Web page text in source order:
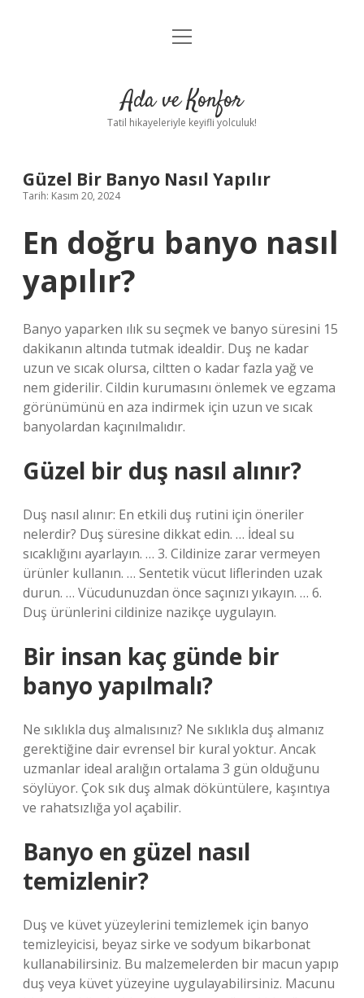
Anasayfa
Yasal Uyarı
menüyü
Ada ve Konfor
Tatil hikayeleriyle keyifli yolculuk!
Güzel Bir Banyo Nasıl Yapılır
Tarih: Kasım 20, 2024
En doğru banyo nasıl
yapılır?
Banyo yaparken ılık su seçmek ve banyo süresini 15
dakikanın altında tutmak idealdir. Duş ne kadar
uzun ve sıcak olursa, ciltten o kadar fazla yağ ve
nem giderilir. Cildin kurumasını önlemek ve egzama
görünümünü en aza indirmek için uzun ve sıcak
banyolardan kaçınılmalıdır.
Güzel bir duş nasıl alınır?
Duş nasıl alınır: En etkili duş rutini için öneriler
nelerdir? Duş süresine dikkat edin. … İdeal su
sıcaklığını ayarlayın. … 3. Cildinize zarar vermeyen
ürünler kullanın. … Sentetik vücut liflerinden uzak
durun. … Vücudunuzdan önce saçınızı yıkayın. … 6.
Duş ürünlerini cildinize nazikçe uygulayın.
Bir insan kaç günde bir
banyo yapılmalı?
Ne sıklıkla duş almalısınız? Ne sıklıkla duş almanız
gerektiğine dair evrensel bir kural yoktur. Ancak
uzmanlar ideal aralığın ortalama 3 gün olduğunu
söylüyor. Çok sık duş almak döküntülere, kaşıntıya
ve rahatsızlığa yol açabilir.
Banyo en güzel nasıl
temizlenir?
Duş ve küvet yüzeylerini temizlemek için banyo
temizleyicisi, beyaz sirke ve sodyum bikarbonat
kullanabilirsiniz. Bu malzemelerden bir macun yapıp
duş veya küvet yüzeyine uygulayabilirsiniz. Macunu